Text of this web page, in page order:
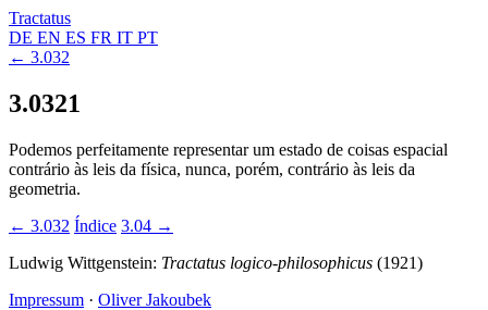
Tractatus
DE EN ES FR IT PT
← 3.032
3.0321
Podemos perfeitamente representar um estado de coisas espacial
contrário às leis da física, nunca, porém, contrário às leis da
geometria.
← 3.032 Índice 3.04 →
Ludwig Wittgenstein: Tractatus logico-philosophicus (1921)
Impressum · Oliver Jakoubek